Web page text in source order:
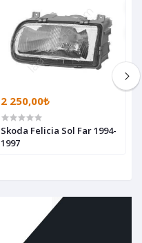
2 250,00₺
Skoda Felicia Sol Far 1994-
1997